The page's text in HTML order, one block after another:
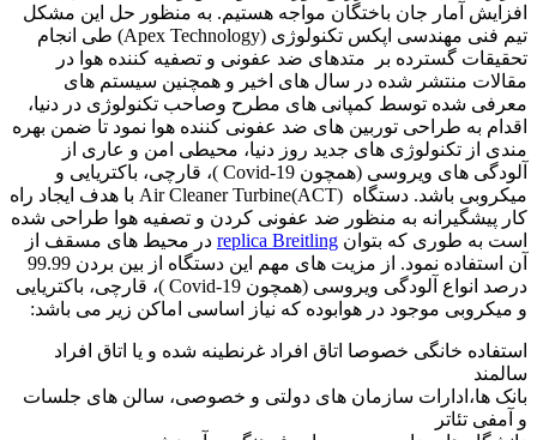
افزایش آمار جان باختگان مواجه هستیم. به منظور حل این مشکل
تیم فنی مهندسی اپکس تکنولوژی (Apex Technology) طی انجام
تحقیقات گسترده بر متدهای ضد عفونی و تصفیه کننده هوا در
مقالات منتشر شده در سال های اخیر و همچنین سیستم های
معرفی شده توسط کمپانی های مطرح وصاحب تکنولوژی در دنیا،
اقدام به طراحی توربین های ضد عفونی کننده هوا نمود تا ضمن بهره
مندی از تکنولوژی های جدید روز دنیا، محیطی امن و عاری از
آلودگی های ویروسی (همچون Covid-19 )، قارچی، باکتریایی و
میکروبی باشد. دستگاه (ACT)Air Cleaner Turbine با هدف ایجاد راه
کار پیشگیرانه به منظور ضد عفونی کردن و تصفیه هوا طراحی شده
است به طوری که بتوان replica Breitling در محیط های مسقف از
آن استفاده نمود. از مزیت های مهم این دستگاه از بین بردن 99.99
درصد انواع آلودگی ویروسی (همچون Covid-19 )، قارچی، باکتریایی
و میکروبی موجود در هوابوده که نیاز اساسی اماکن زیر می باشد:
استفاده خانگی خصوصا اتاق افراد غرنطینه شده و یا اتاق افراد
سالمند
بانک ها،ادارات سازمان های دولتی و خصوصی، سالن های جلسات
و آمفی تئاتر